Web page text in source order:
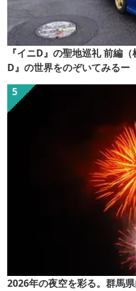
『イニD』の聖地巡礼 前編
D』の世界をのぞいてみるー
（ぐん記者）】
2026年の夜空を彩る。群馬